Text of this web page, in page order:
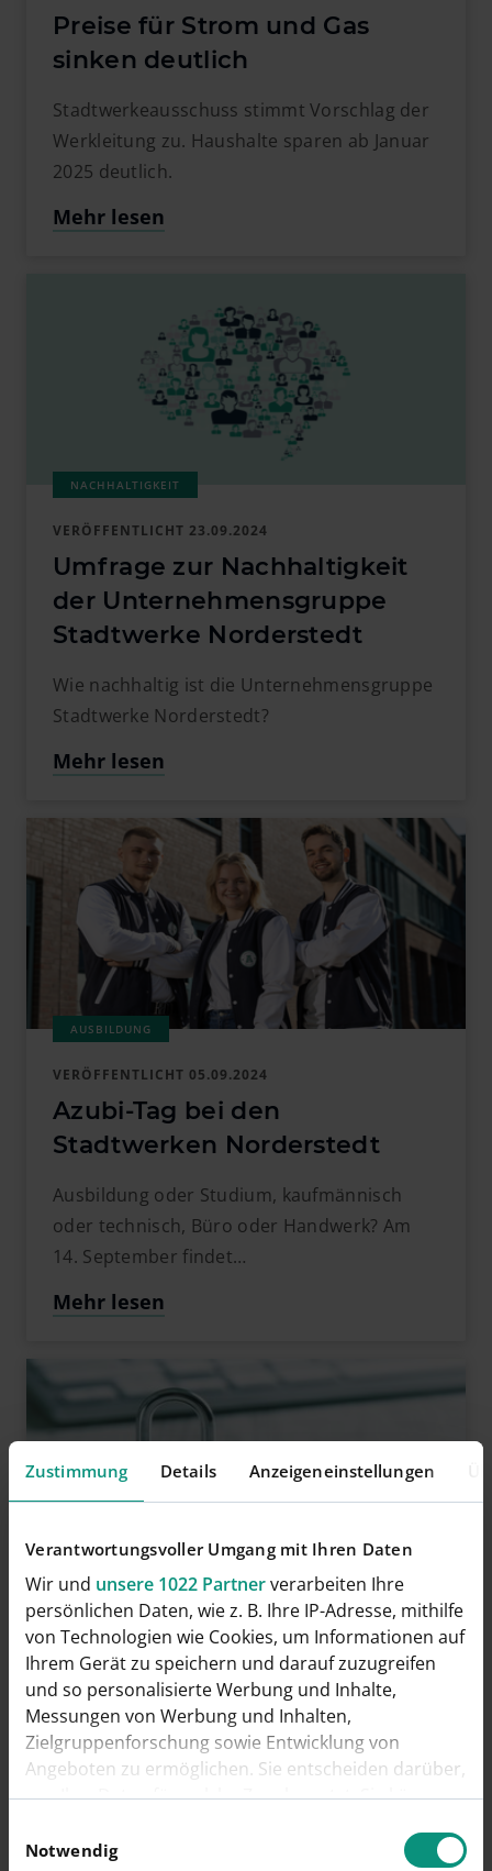
Zustimmung Details Anzeigeneinstellungen
Verantwortungsvoller Umgang mit Ihren Daten
Wir und unsere 1022 Partnerverarbeiten Ihre
persönlichen Daten, wie z. B. Ihre IP-Adresse, mithilfe
von Technologien wie Cookies, um Informationen auf
Ihrem Gerät zu speichern und darauf zuzugreifen
und so personalisierte Werbung und Inhalte,
Messungen von Werbung und Inhalten,
Zielgruppenforschung sowie Entwicklung von
Angeboten zu ermöglichen. Sie entscheiden darüber,
wer Ihre Daten für welche Zwecke nutzt. Sie können
oder durch Klicken auf das Privacy Trigger Symbol
Notwendig
Preise für Strom und Gas
sinken deutlich
Stadtwerkeausschuss stimmt Vorschlag der
Werkleitung zu. Haushalte sparen ab Januar
2025 deutlich.
Mehr lesen
VERÖFFENTLICHT 23.09.2024
Umfrage zur Nachhaltigkeit
der Unternehmensgruppe
Stadtwerke Norderstedt
Wie nachhaltig ist die Unternehmensgruppe
Stadtwerke Norderstedt?
Mehr lesen
VERÖFFENTLICHT 05.09.2024
Azubi-Tag bei den
Stadtwerken Norderstedt
Ausbildung oder Studium, kaufmännisch
oder technisch, Büro oder Handwerk? Am
14. September findet…
Mehr lesen
VERÖFFENTLICHT20.08.2024
Zählerdaten nicht an der
Haustür übermitteln!
An den Norderstedter Haustüren klingelt es
wieder - die Stadtwerke stellen die
Versorgung ein, man…
Mehr lesen